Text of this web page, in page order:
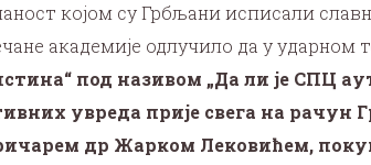
којом су Грбљани исписали
академије одлучило да у ударном
под називом „Да ли је СПЦ
увреда прије свега на рачун
др Жарком Лековићем,